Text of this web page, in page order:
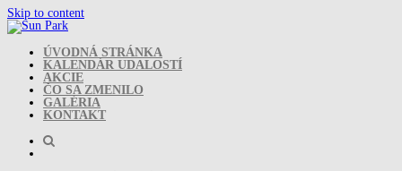
Skip to content
ÚVODNÁ STRÁNKA
KALENDÁR UDALOSTÍ
AKCIE
ČO SA ZMENILO
GALÉRIA
KONTAKT